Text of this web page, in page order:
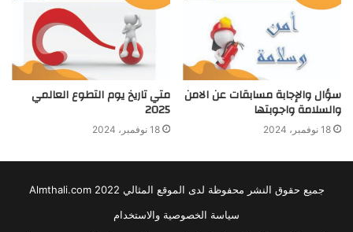
سؤال والإجابة مسابقات عن الامن
والسلامة واجوبتها
18 نوفمبر، 2024
متي تاريخ يوم التطوع العالمي
2025
18 نوفمبر، 2024
جميع حقوق النشر محفوظة لدى الموقع المثالي 2022 Almthali.com
سياسة الخصوصية والاستخدام